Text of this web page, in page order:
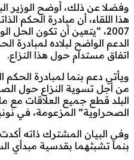
وفضلا عن ذلك، أوضح الوزير
هذا اللقاء، أن مبادرة الحكم
2007، “يتعين أن تكون
الدعم الواضح لبلاده لمبادرة
اتفاق مستدام حول هذا النزاع.
ويأتي دعم بنما لمبادرة الحكم
من أجل تسوية النزاع حول
البلد قطع جميع العلاقات مع
الصحراوية” المزعومة، في نونبر
وفي البيان المشترك ذاته
بنما تشبثهما بقدسية مبدأي